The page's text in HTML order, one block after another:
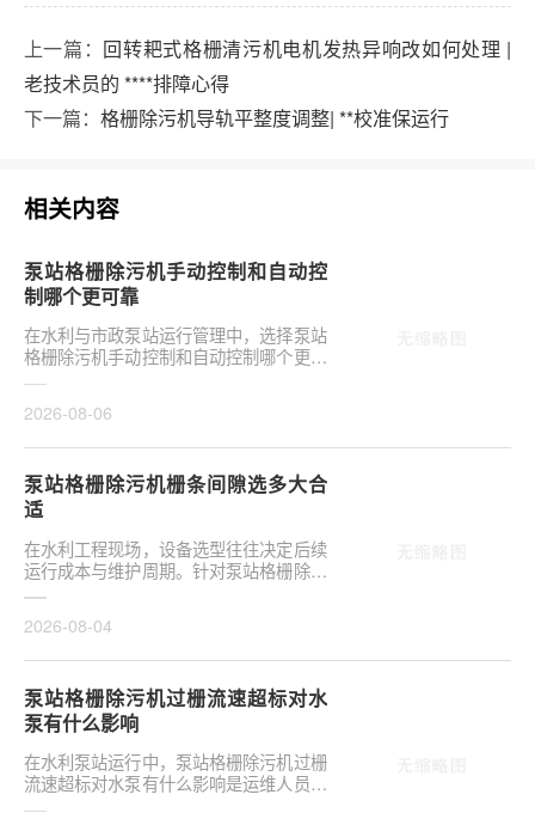
上一篇： 回转耙式格栅清污机电机发热异响改如何处理 |
老技术员的 ****排障心得
下一篇： 格栅除污机导轨平整度调整| **校准保运行
相关内容
泵站格栅除污机手动控制和自动控
制哪个更可靠
在水利与市政泵站运行管理中，选择泵站
格栅除污机手动控制和自动控制哪个更可
靠，往往是项目决策的关键环节。这并非
2026-08-06
泵站格栅除污机栅条间隙选多大合
适
在水利工程现场，设备选型往往决定后续
运行成本与维护周期。针对泵站格栅除污
机栅条间隙选多大合适，需结合具体工况
2026-08-04
泵站格栅除污机过栅流速超标对水
泵有什么影响
在水利泵站运行中，泵站格栅除污机过栅
流速超标对水泵有什么影响是运维人员关
注的核心议题。当水流通过格栅的速度超